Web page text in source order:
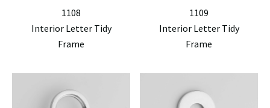
1108
Interior Letter Tidy
Frame
1109
Interior Letter Tidy
Frame